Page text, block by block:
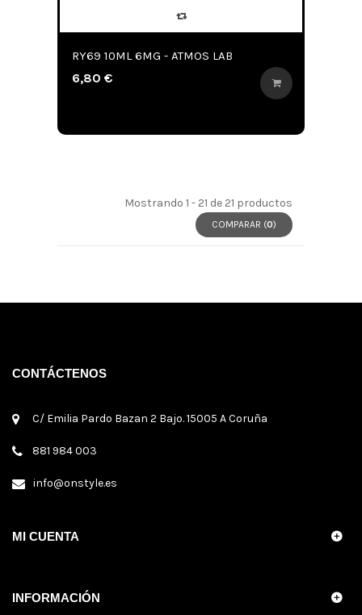
RY69 10ML 6MG - ATMOS LAB
6,80 €
Mostrando 1 - 21 de 21 productos
COMPARAR (0)
CONTÁCTENOS
C/ Emilia Pardo Bazan 2 Bajo. 15005 A Coruña
881 984 003
info@onstyle.es
MI CUENTA
INFORMACIÓN